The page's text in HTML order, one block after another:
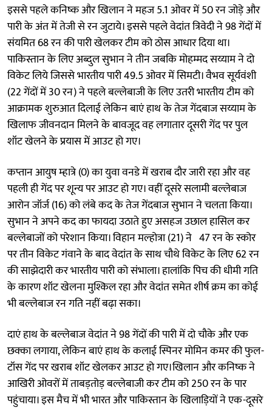
इससे पहले कनिष्क और खिलान ने महज 5.1 ओवर में 50 रन जोड़े और
पारी के अंत में तेजी से रन जुटाये। इससे पहले वेदांत त्रिवेदी ने 98 गेंदों में
संयमित 68 रन की पारी खेलकर टीम को ठोस आधार दिया था।
पाकिस्तान के लिए अब्दुल सुभान ने तीन जबकि मोहम्मद सय्याम ने दो
विकेट लिये जिससे भारतीय पारी 49.5 ओवर में सिमटी। वैभव सूर्यवंशी
(22 गेंदों में 30 रन) ने पहले बल्लेबाजी के लिए उतरी भारतीय टीम को
आक्रामक शुरुआत दिलाई लेकिन बाएं हाथ के तेज गेंदबाज सय्याम के
खिलाफ जीवनदान मिलने के बावजूद वह लगातार दूसरी गेंद पर पुल
शॉट खेलने के प्रयास में आउट हो गए।
कप्तान आयुष म्हात्रे (0) का युवा वनडे में खराब दौर जारी रहा और वह
पहली ही गेंद पर शून्य पर आउट हो गए। वहीं दूसरे सलामी बल्लेबाज
आरोन जॉर्ज (16) को लंबे कद के तेज गेंदबाज सुभान ने चलता किया।
सुभान ने अपने कद का फायदा उठाते हुए असहज उछाल हासिल कर
बल्लेबाजों को परेशान किया। विहान मल्होत्रा (21) ने 47 रन के स्कोर
पर तीन विकेट गंवाने के बाद वेदांत के साथ चौथे विकेट के लिए 62 रन
की साझेदारी कर भारतीय पारी को संभाला। हालांकि पिच की धीमी गति
के कारण शॉट खेलना मुश्किल रहा और वेदांत समेत शीर्ष क्रम का कोई
भी बल्लेबाज रन गति नहीं बढ़ा सका।
दाएं हाथ के बल्लेबाज वेदांत ने 98 गेंदों की पारी में दो चौके और एक
छक्का लगाया, लेकिन बाएं हाथ के कलाई स्पिनर मोमिन कमर की फुल-
टॉस गेंद पर खराब शॉट खेलकर आउट हो गए।खिलान और कनिष्क ने
आखिरी ओवरों में ताबड़तोड़ बल्लेबाजी कर टीम को 250 रन के पार
पहुंचाया। इस मैच में भी भारत और पाकिस्तान के खिलाड़ियों ने एक-दूसरे